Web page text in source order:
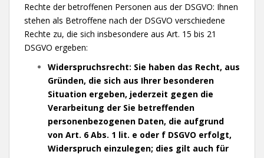
Rechte der betroffenen Personen aus der DSGVO: Ihnen
stehen als Betroffene nach der DSGVO verschiedene
Rechte zu, die sich insbesondere aus Art. 15 bis 21
DSGVO ergeben:
Widerspruchsrecht: Sie haben das Recht, aus
Gründen, die sich aus Ihrer besonderen
Situation ergeben, jederzeit gegen die
Verarbeitung der Sie betreffenden
personenbezogenen Daten, die aufgrund
von Art. 6 Abs. 1 lit. e oder f DSGVO erfolgt,
Widerspruch einzulegen; dies gilt auch für